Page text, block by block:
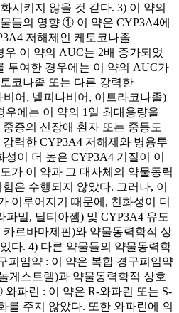
시키지 않을 것 같다. 3) 이 약의
들의 영향 ① 이 약은 CYP3A4에
저해제인 케토코나졸
우 이 약의 AUC는 2배 증가되었
투여한 경우에는 이 약의 AUC가
코나졸 또는 다른 강력한
어, 넬피나비어, 이트라코나졸)
우에는 이 약의 1일 최대용량을
증의 신장애 환자 또는 중등도
력한 CYP3A4 저해제와 병용투
이 더 높은 CYP3A4 기질이 이
가 이 약과 그 대사체의 약물동력
은 수행되지 않았다. 그러나, 이
이루어지기 때문에, 친화성이 더
파밀, 딜티아젬) 및 CYP3A4 유도
르바마제핀)와 약물동력학적 상
다. 4) 다른 약물들의 약물동력학
피임약 : 이 약은 복합 경구피임약
게스트렐)과 약물동력학적 상호
파린 : 이 약은 R-와파린 또는 S-
를 주지 않았다. 또한 와파린에 의